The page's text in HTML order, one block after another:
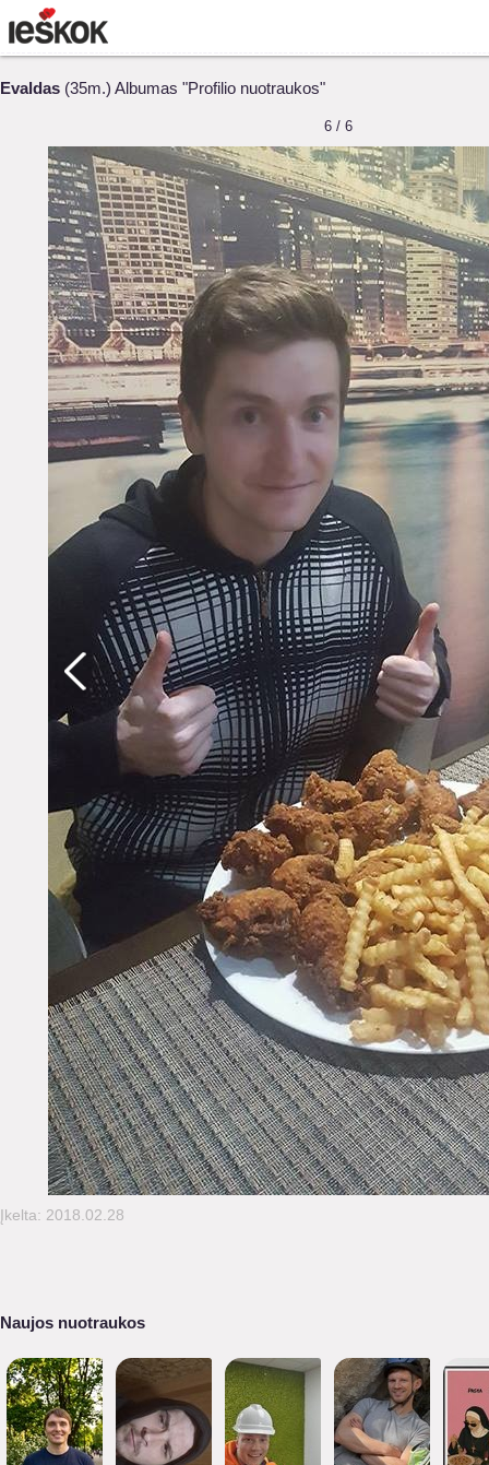
Evaldas (35m.) Albumas "Profilio nuotraukos"
6 / 6
Įkelta: 2018.02.28
Naujos nuotraukos